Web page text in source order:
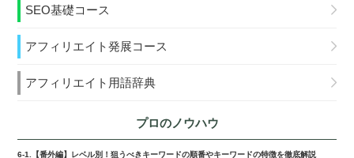
SEO基礎コース
アフィリエイト発展コース
アフィリエイト用語辞典
プロのノウハウ
6-1.【番外編】レベル別！狙うべきキーワードの順番やキーワードの特徴を徹底解説